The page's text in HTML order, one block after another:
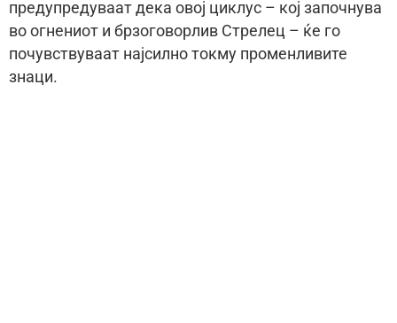
предупредуваат дека овој циклус – кој започнува
во огнениот и брзоговорлив Стрелец – ќе го
почувствуваат најсилно токму променливите
знаци.